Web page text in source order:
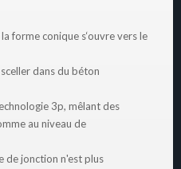
forme conique s‘ouvre vers le
dans du béton
3p, mêlant des
au niveau de
de jonction n'est plus